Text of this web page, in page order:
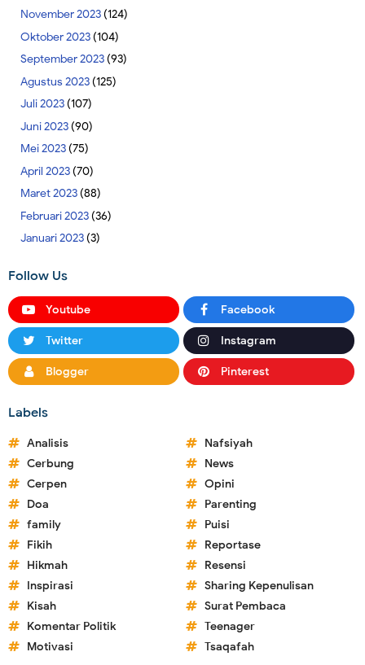
November 2023(124)
Oktober 2023(104)
September 2023(93)
Agustus 2023(125)
Juli 2023(107)
Juni 2023(90)
Mei 2023(75)
April 2023(70)
Maret 2023(88)
Februari 2023(36)
Januari 2023(3)
Follow Us
Youtube Facebook
Twitter Instagram
Blogger Pinterest
Labels
Analisis
Cerbung
Cerpen
Doa
family
Fikih
Hikmah
Inspirasi
Kisah
Komentar Politik
Motivasi
Nafsiyah
News
Opini
Parenting
Puisi
Reportase
Resensi
Sharing Kepenulisan
Surat Pembaca
Teenager
Tsaqafah